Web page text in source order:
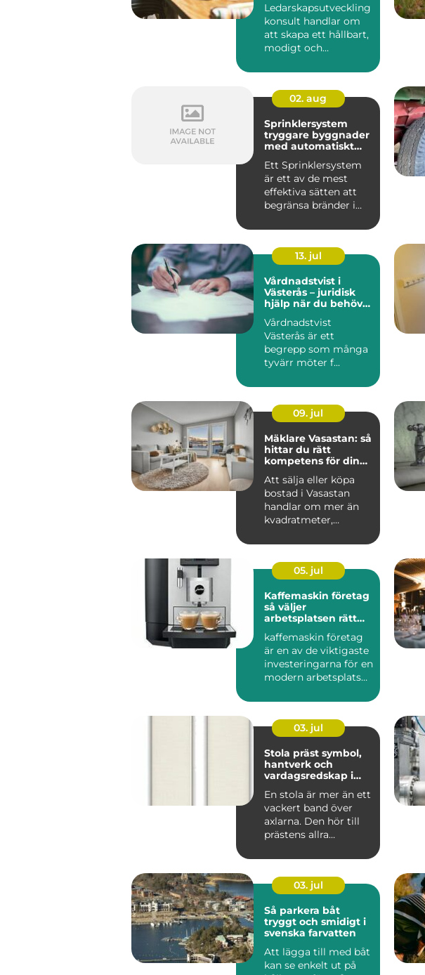
Ledarskapsutveckling
konsult handlar om
att skapa ett hållbart,
modigt och
02. aug
Sprinklersystem
tryggare byggnader
med automatiskt
Ett Sprinklersystem
är ett av de mest
effektiva sätten att
begränsa bränder i
up...
13. jul
Vårdnadstvist i
Västerås – juridisk
hjälp när du behöver
Vårdnadstvist
Västerås är ett
begrepp som många
tyvärr möter f...
09. jul
Mäklare Vasastan: så
hittar du rätt
kompetens för din
Att sälja eller köpa
bostad i Vasastan
handlar om mer än
kvadratmeter,
05. jul
Kaffemaskin företag
så väljer
arbetsplatsen rätt
kaffemaskin företag
är en av de viktigaste
investeringarna för en
modern arbetsplats
03. jul
Stola präst symbol,
hantverk och
vardagsredskap i
En stola är mer än ett
vackert band över
axlarna. Den hör till
prästens allra
03. jul
Så parkera båt
tryggt och smidigt i
svenska farvatten
Att lägga till med båt
kan se enkelt ut på